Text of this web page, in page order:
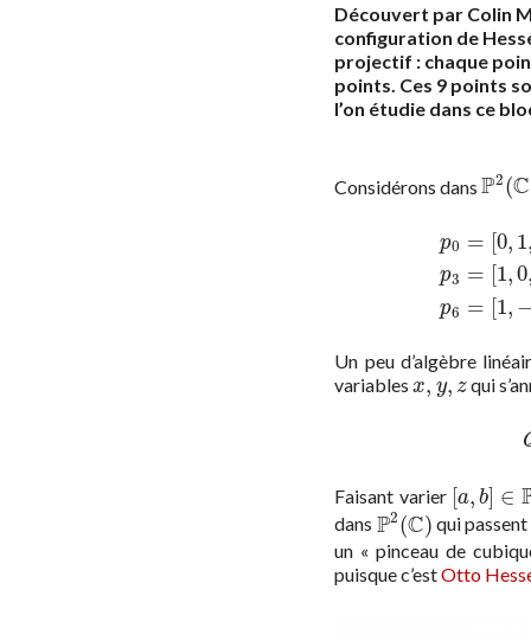
Découvert par Colin
configuration de
projectif : chaque
points. Ces 9 points
l’on étudie dans ce
Considérons dansP2(C
P2(C)
p0 = [0, 1
p3 = [1,0
p6 = [1,
p0= [0 1,− 1]
Un peu d’algèbre
variablesx, y, z
x,y ,z qui
Faisant varier [a, b] ∈
[a,b] ∈P 1
dans P2(C)
P2(C) qui
un « pinceau de
puisque c’estOtto